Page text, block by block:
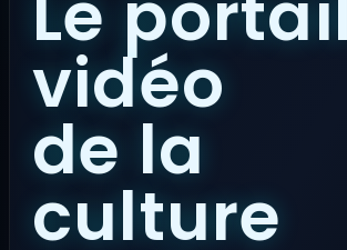
vidéo
de la
culture